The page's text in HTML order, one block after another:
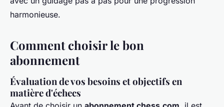
harmonieuse.
Comment choisir le bon
abonnement
Évaluation de vos besoins et objectifs en
matière d'échecs